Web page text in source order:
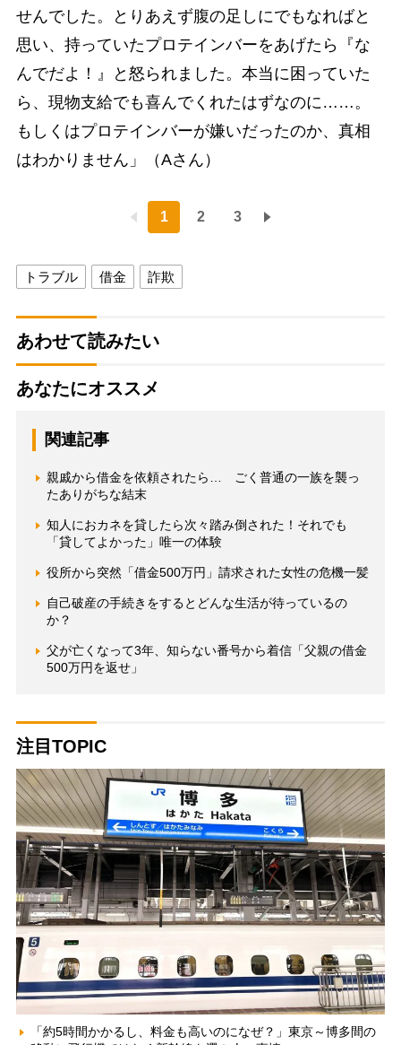
せんでした。とりあえず腹の足しにでもなればと
思い、持っていたプロテインバーをあげたら『な
んでだよ！』と怒られました。本当に困っていた
ら、現物支給でも喜んでくれたはずなのに……。
もしくはプロテインバーが嫌いだったのか、真相
はわかりません」（Aさん）
1 2 3
トラブル 借金 詐欺
あわせて読みたい
あなたにオススメ
関連記事
親戚から借金を依頼されたら… ごく普通の一族を襲っ
たありがちな結末
知人におカネを貸したら次々踏み倒された！それでも
「貸してよかった」唯一の体験
役所から突然「借金500万円」請求された女性の危機一髪
自己破産の手続きをするとどんな生活が待っているの
か？
父が亡くなって3年、知らない番号から着信「父親の借金
500万円を返せ」
注目TOPIC
「約5時間かかるし、料金も高いのになぜ？」東京～博多間の